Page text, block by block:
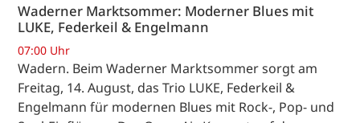
Waderner Marktsommer: Moderner Blues mit
LUKE, Federkeil & Engelmann
07:00 Uhr
Wadern. Beim Waderner Marktsommer sorgt am
Freitag, 14. August, das Trio LUKE, Federkeil &
Engelmann für modernen Blues mit Rock-, Pop- und